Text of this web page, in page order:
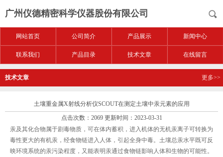
广州仪德精密科学仪器股份有限公司
网站首页 公司简介 产品展示 新闻中心
联系我们 产品目录 技术文章 在线留言
技术文章 更多>>
土壤重金属X射线分析仪SCOUT在测定土壤中汞元素的应用
点击次数：2069 更新时间：2023-03-31
汞及其化合物属于剧毒物质，可在体内蓄积，进入机体的无机汞离子可转换为
毒性更大的有机汞，经食物链进入人体，引起全身中毒。土壤总汞水平既可反
映环境系统的汞污染程度，又能表明汞通过食物链影响人体和生物的可能性。